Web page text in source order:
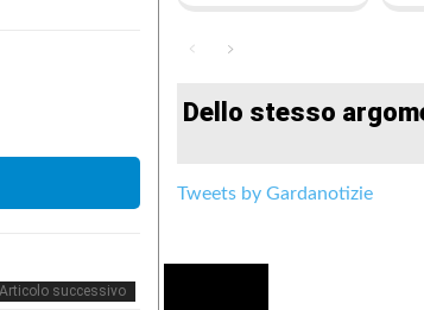
Articolo successivo
Dello stesso
Tweets by Gardanotizie